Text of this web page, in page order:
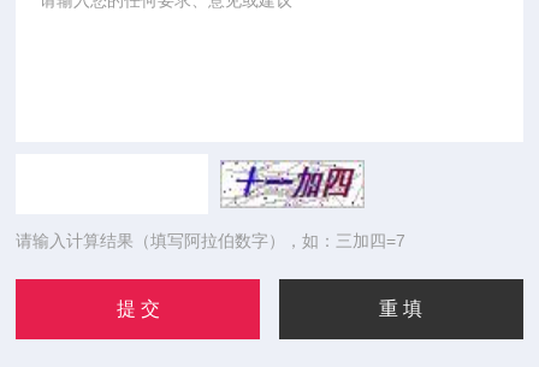
请输入计算结果（填写阿拉伯数字），如：三加四=7